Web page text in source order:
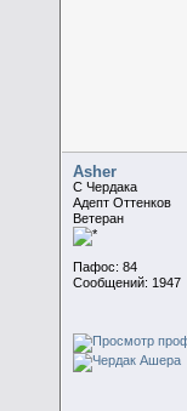
Asher
C Чердака
Адепт Оттенков
Ветеран
Пафос: 84
Сообщений: 1947